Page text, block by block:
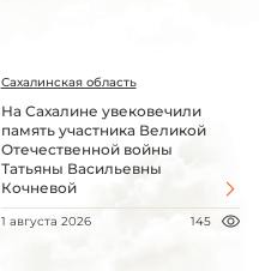
Сахалинская область
На Сахалине увековечили
память участника Великой
Отечественной войны
Татьяны Васильевны
Кочневой
1 августа 2026 145